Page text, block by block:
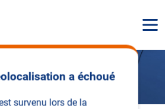
a échoué
survenu lors de la
GEVREY-CHAMBERTIN